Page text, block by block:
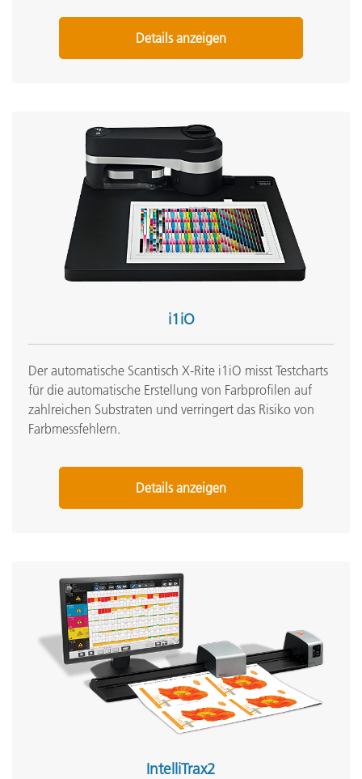
Details anzeigen
i1iO
Der automatische Scantisch X-Rite i1iO misst Testcharts
für die automatische Erstellung von Farbprofilen auf
zahlreichen Substraten und verringert das Risiko von
Farbmessfehlern.
Details anzeigen
IntelliTrax2